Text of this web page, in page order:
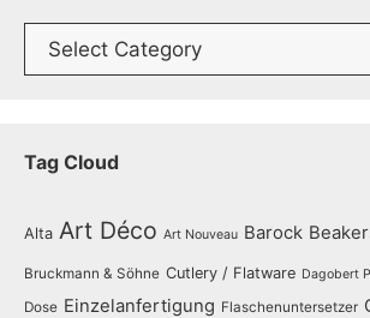
Catalogue
Tag Cloud
Alta Art Déco Art Nouveau Barock
Bruckmann & Söhne Cutlery / Flatware Dagobert
Dose Einzelanfertigung Flaschenuntersetzer